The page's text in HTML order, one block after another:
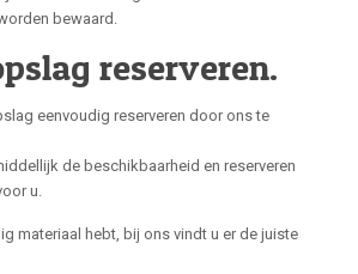
bewaard.
reserveren.
eenvoudig reserveren door ons te
de beschikbaarheid en reserveren
u.
materiaal hebt, bij ons vindt u er de juiste